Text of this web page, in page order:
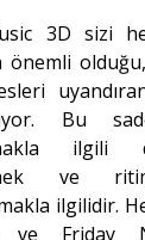
3D sizi
önemli
Bu
ilgili
ve
ilgilidir.
ve Friday